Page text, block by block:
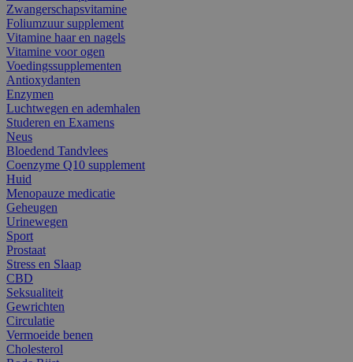
Zwangerschapsvitamine
Foliumzuur supplement
Vitamine haar en nagels
Vitamine voor ogen
Voedingssupplementen
Antioxydanten
Enzymen
Luchtwegen en ademhalen
Studeren en Examens
Neus
Bloedend Tandvlees
Coenzyme Q10 supplement
Huid
Menopauze medicatie
Geheugen
Urinewegen
Sport
Prostaat
Stress en Slaap
CBD
Seksualiteit
Gewrichten
Circulatie
Vermoeide benen
Cholesterol